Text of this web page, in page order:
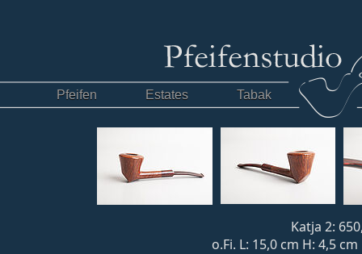
Pfeifen Estates Tabak
Katja 2:
o.Fi. L: 15,0 cm H: 4,5